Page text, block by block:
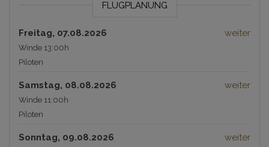
FLUGPLANUNG
Freitag, 07.08.2026 weiter
Winde 13:00h
Piloten
Samstag, 08.08.2026 weiter
Winde 11:00h
Piloten
Sonntag, 09.08.2026 weiter